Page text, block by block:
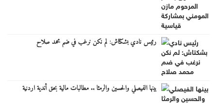
رئيس نادي بشكتاش: لم نكن نرغب في ضم محمد صلاح
بينها الفيصلي والحسين والرمثا .. مطالبات مالية بحق أندية اردنية